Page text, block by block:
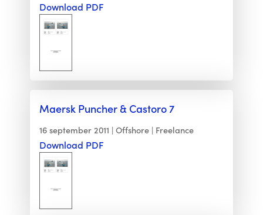
Download PDF
Maersk Puncher & Castoro 7
16 september 2011 Offshore Freelance
Download PDF